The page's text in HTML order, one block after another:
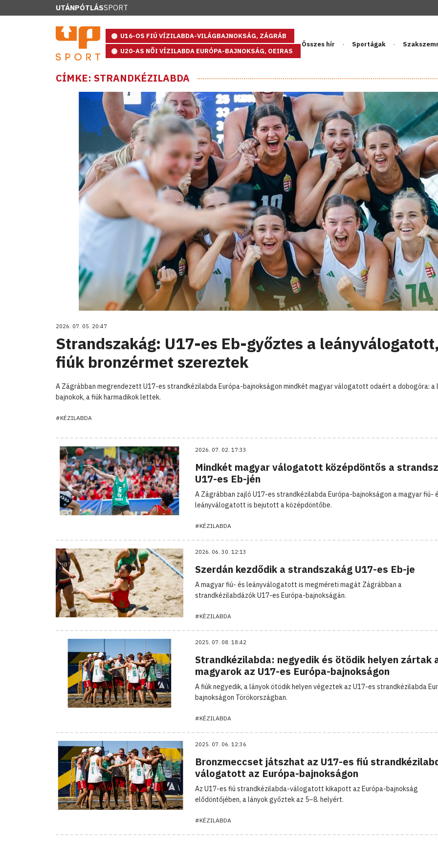
UTÁNPÓTLÁSSPORT
U16-OS FIÚ VÍZILABDA-VILÁGBAJNOKSÁG, ZÁGRÁB
U20-AS NŐI VÍZILABDA EURÓPA-BAJNOKSÁG, OEIRAS
Összes hír Sportágak
CÍMKE: STRANDKÉZILABDA
2026. 07. 05. 20:47
Strandszakág: U17-es Eb-győztes a
fiúk bronzérmet szereztek
A Zágrábban megrendezett U17-es strandkézilabda Európa-bajnokságon mindkét magyar válogatott odaért a dobogóra: a
bajnokok, a fiúk harmadikok lettek.
#KÉZILABDA
2026. 07. 02. 17:33
Mindkét magyar válogatott középdöntős a
U17-es Eb-jén
A Zágrábban zajló U17-es strandkézilabda Európa-bajnokságon a magyar fiú-
leányválogatott is bejutott a középdöntőbe.
#KÉZILABDA
2026. 06. 30. 12:13
Szerdán kezdődik a strandszakág U17-es Eb-je
A magyar fiú- és leányválogatott is megméreti magát Zágrábban a
strandkézilabdázók U17-es Európa-bajnokságán.
#KÉZILABDA
2025. 07. 08. 18:42
Strandkézilabda: negyedik és ötödik helyen zártak
magyarok az U17-es Európa-bajnokságon
A fiúk negyedik, a lányok ötödik helyen végeztek az U17-es strandkézilabda
bajnokságon Törökországban.
#KÉZILABDA
2025. 07. 06. 12:36
Bronzmeccset játszhat az U17-es fiú
válogatott az Európa-bajnokságon
Az U17-es fiú strandkézilabda-válogatott kikapott az Európa-bajnokság
elődöntőjében, a lányok győztek az 5–8. helyért.
#KÉZILABDA